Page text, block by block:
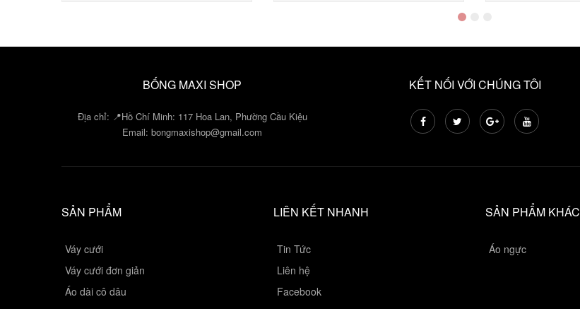
BỐNG MAXI SHOP
Địa chỉ: 📍Hồ Chí Minh: 117 Hoa Lan, Phường Cầu Kiệu
Email: bongmaxishop@gmail.com
KẾT NỐI VỚI CHÚNG TÔI
SẢN PHẨM
Váy cưới
Váy cưới đơn giản
Áo dài cô dâu
LIÊN KẾT NHANH
Tin Tức
Liên hệ
Facebook
SẢN PHẨM KHÁC
Áo ngực